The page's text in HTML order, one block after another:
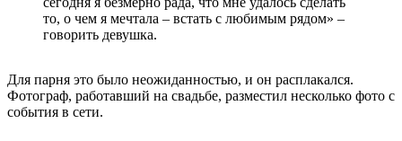
то, о чем я мечтала – встать с любимым рядом» –
говорить девушка.
Для парня это было неожиданностью, и он расплакался.
Фотограф, работавший на свадьбе, разместил несколько фото с
события в сети.